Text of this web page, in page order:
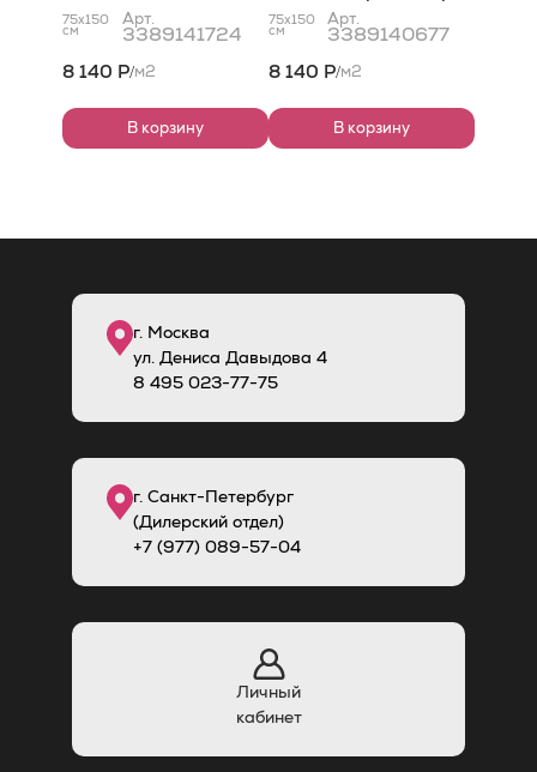
75,5x151x0,9 C R
Natural
75x150
см
Арт.
3389141724
8 140 Р/м2
В корзину
C R Natural
75x150
см
Арт.
3389140677
8 140 Р/м2
В корзину
г. Москва
ул. Дениса Давыдова 4
8 495 023-77-75
г. Санкт-Петербург
(Дилерский отдел)
+7 (977) 089-57-04
Личный
кабинет